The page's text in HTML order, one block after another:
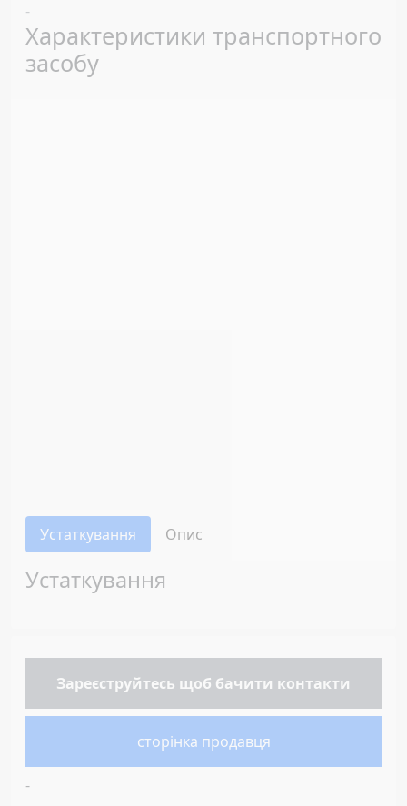
-
Характеристики транспортного
засобу
Устаткування Опис
Устаткування
Зареєструйтесь щоб бачити контакти
сторінка продавця
-